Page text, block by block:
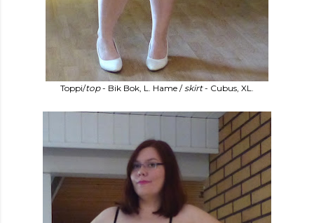
Toppi/top- Bik Bok, L. Hame /skirt- Cubus, XL.